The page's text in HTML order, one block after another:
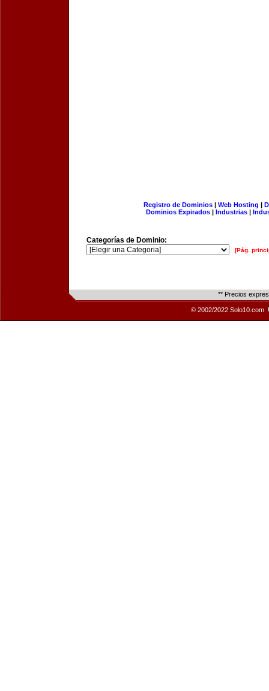
Registro de Dominios| Web Hosting |
Dominios Expirados | Industrias |
Categorías de Dominio:
[Pág.
** Precios
© 2002/2022 Solo10.com